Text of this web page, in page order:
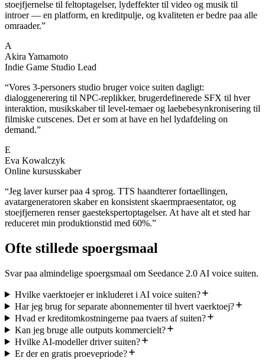
stoejfjernelse til feltoptagelser, lydeffekter til video og musik til
introer — en platform, en kreditpulje, og kvaliteten er bedre paa alle
omraader.”
A
Akira Yamamoto
Indie Game Studio Lead
“Vores 3-personers studio bruger voice suiten dagligt:
dialoggenerering til NPC-replikker, brugerdefinerede SFX til hver
interaktion, musikskaber til level-temaer og laebebesynkronisering til
filmiske cutscenes. Det er som at have en hel lydafdeling on
demand.”
E
Eva Kowalczyk
Online kursusskaber
“Jeg laver kurser paa 4 sprog. TTS haandterer fortaellingen,
avatargeneratoren skaber en konsistent skaermpraesentator, og
stoejfjerneren renser gaestekspertoptagelser. At have alt et sted har
reduceret min produktionstid med 60%.”
Ofte stillede spoergsmaal
Svar paa almindelige spoergsmaal om Seedance 2.0 AI voice suiten.
Hvilke vaerktoejer er inkluderet i AI voice suiten?
Har jeg brug for separate abonnementer til hvert vaerktoej?
Hvad er kreditomkostningerne paa tvaers af suiten?
Kan jeg bruge alle outputs kommercielt?
Hvilke AI-modeller driver suiten?
Er der en gratis proevepriode?